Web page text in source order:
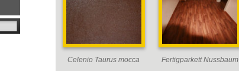
Celenio Taurus mocca Fertigparkett Nussbaum